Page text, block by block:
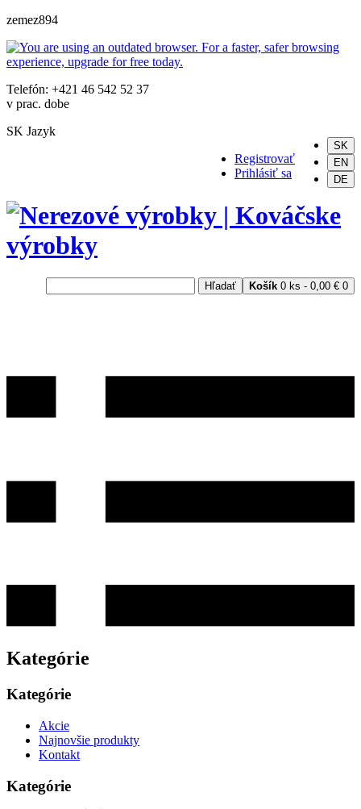
zemez894
Telefón: +421 46 542 52 37
v prac. dobe
SK Jazyk
SK
EN
DE
Registrovať
Prihlásiť sa
Košík 0 ks - 0,00 € 0
Hľadať
Kategórie
Kategórie
Akcie
Najnovšie produkty
Kontakt
Kategórie